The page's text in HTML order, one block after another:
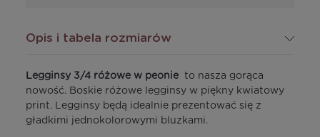
Opis i tabela rozmiarów
Legginsy 3/4 różowe w peonie to nasza gorąca
nowość. Boskie różowe legginsy w piękny kwiatowy
print. Legginsy będą idealnie prezentować się z
gładkimi jednokolorowymi bluzkami.